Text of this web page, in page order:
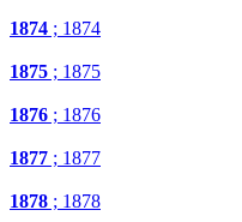
1874 ; 1874
1875 ; 1875
1876 ; 1876
1877 ; 1877
1878 ; 1878